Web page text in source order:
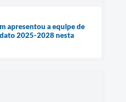
apresentou a equipe de
2025-2028 nesta